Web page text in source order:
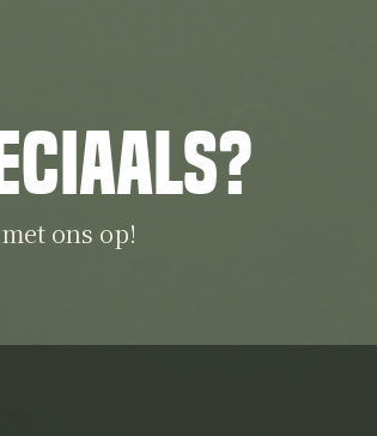
ons op!